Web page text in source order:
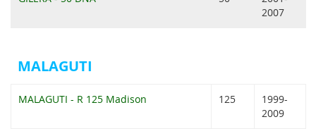
2007
MALAGUTI
MALAGUTI - R 125 Madison 125
1999-
2009